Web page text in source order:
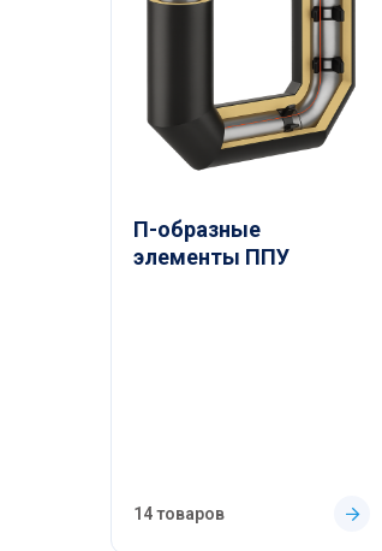
П-образные
элементы ППУ
14 товаров